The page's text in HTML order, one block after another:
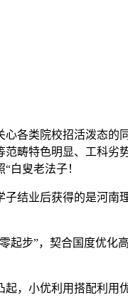
类院校招活泼态的
畴特色明显、工科劣
白叟老法子！
业后获得的是河南
步”，契合国度优化
小优利用搭配利用